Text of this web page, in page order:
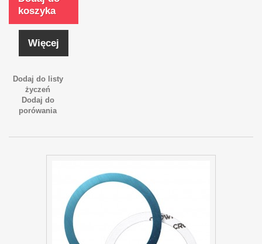
koszyka
Więcej
Dodaj do listy
życzeń
Dodaj do
porówania